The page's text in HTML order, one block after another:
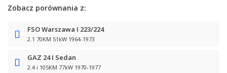
Zobacz porównania z:
FSO Warszawa I 223/224
2.1 70KM 51kW 1964-1973
GAZ 24 I Sedan
2.4 i 105KM 77kW 1970-1977